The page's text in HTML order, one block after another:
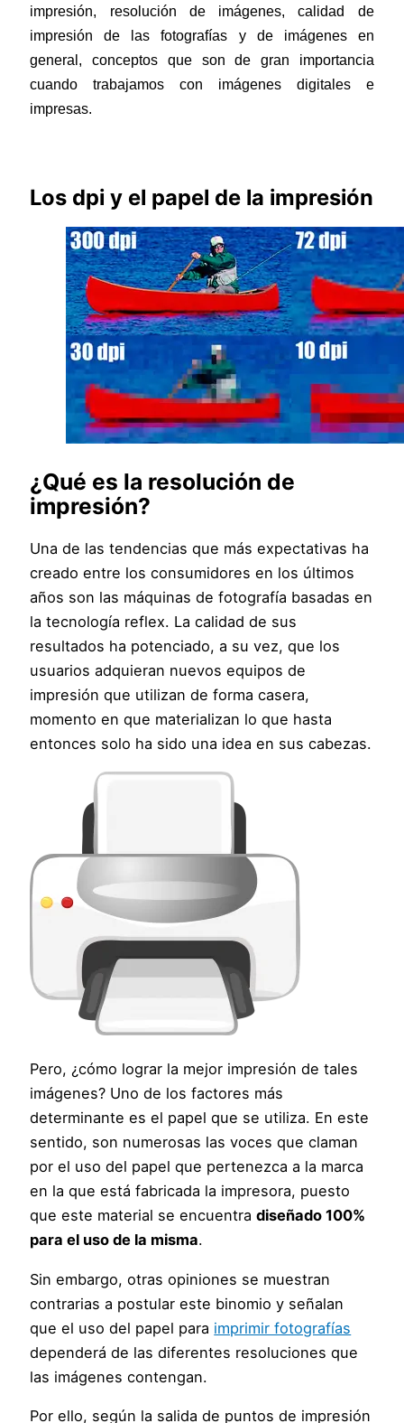
impresión, resolución de imágenes, calidad de
impresión de las fotografías y de imágenes en
general, conceptos que son de gran importancia
cuando trabajamos con imágenes digitales e
impresas.
Los dpi y el papel de la impresión
¿Qué es la resolución de
impresión?
Una de las tendencias que más expectativas ha
creado entre los consumidores en los últimos
años son las máquinas de fotografía basadas en
la tecnología reflex. La calidad de sus
resultados ha potenciado, a su vez, que los
usuarios adquieran nuevos equipos de
impresión que utilizan de forma casera,
momento en que materializan lo que hasta
entonces solo ha sido una idea en sus cabezas.
Pero, ¿cómo lograr la mejor impresión de tales
imágenes? Uno de los factores más
determinante es el papel que se utiliza. En este
sentido, son numerosas las voces que claman
por el uso del papel que pertenezca a la marca
en la que está fabricada la impresora, puesto
que este material se encuentradiseñado 100%
para el uso de la misma.
Sin embargo, otras opiniones se muestran
contrarias a postular este binomio y señalan
que el uso del papel para imprimir fotografías
dependerá de las diferentes resoluciones que
las imágenes contengan.
Por ello, según la salida de puntos de impresión